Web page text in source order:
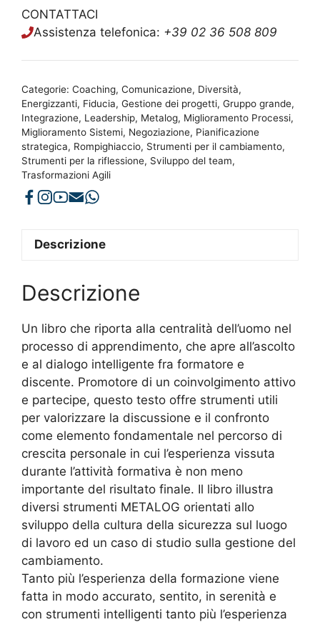
CONTATTACI
Assistenza telefonica: +39 02 36 508 809
Categorie: Coaching, Comunicazione, Diversità,
Energizzanti, Fiducia, Gestione dei progetti, Gruppo grande,
Integrazione, Leadership, Metalog, Miglioramento Processi,
Miglioramento Sistemi, Negoziazione, Pianificazione
strategica, Rompighiaccio, Strumenti per il cambiamento,
Strumenti per la riflessione, Sviluppo del team,
Trasformazioni Agili
Descrizione
Descrizione
Un libro che riporta alla centralità dell’uomo nel
processo di apprendimento, che apre all’ascolto
e al dialogo intelligente fra formatore e
discente. Promotore di un coinvolgimento attivo
e partecipe, questo testo offre strumenti utili
per valorizzare la discussione e il confronto
come elemento fondamentale nel percorso di
crescita personale in cui l’esperienza vissuta
durante l’attività formativa è non meno
importante del risultato finale. Il libro illustra
diversi strumenti METALOG orientati allo
sviluppo della cultura della sicurezza sul luogo
di lavoro ed un caso di studio sulla gestione del
cambiamento.
Tanto più l’esperienza della formazione viene
fatta in modo accurato, sentito, in serenità e
con strumenti intelligenti tanto più l’esperienza